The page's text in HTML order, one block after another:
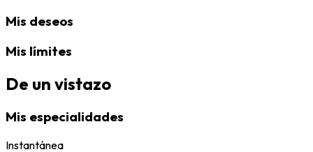
Mis deseos
Mis límites
De un vistazo
Mis especialidades
Instantánea